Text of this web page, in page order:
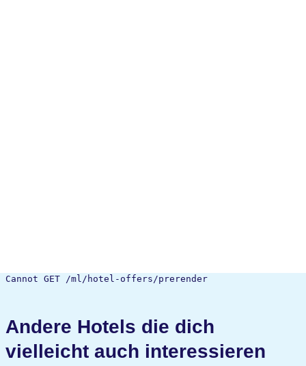
Cannot GET /ml/hotel-offers/prerender
Andere Hotels die dich
vielleicht auch interessieren